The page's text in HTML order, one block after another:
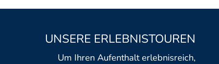
UNSERE ERLEBNISTOUREN
Um Ihren Aufenthalt erlebnisreich,